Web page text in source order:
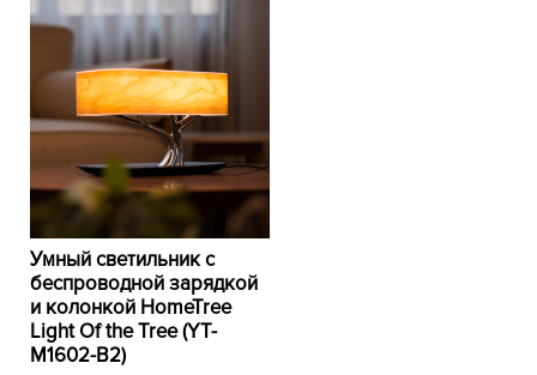
Умный светильник с
беспроводной зарядкой
и колонкой HomeTree
Light Of the Tree (YT-
M1602-B2)